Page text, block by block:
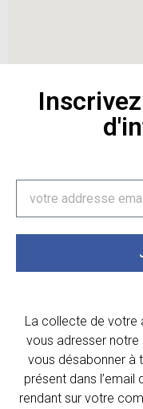
La collecte de votre
vous adresser notre
vous désabonner à
présent dans l’email
rendant sur votre